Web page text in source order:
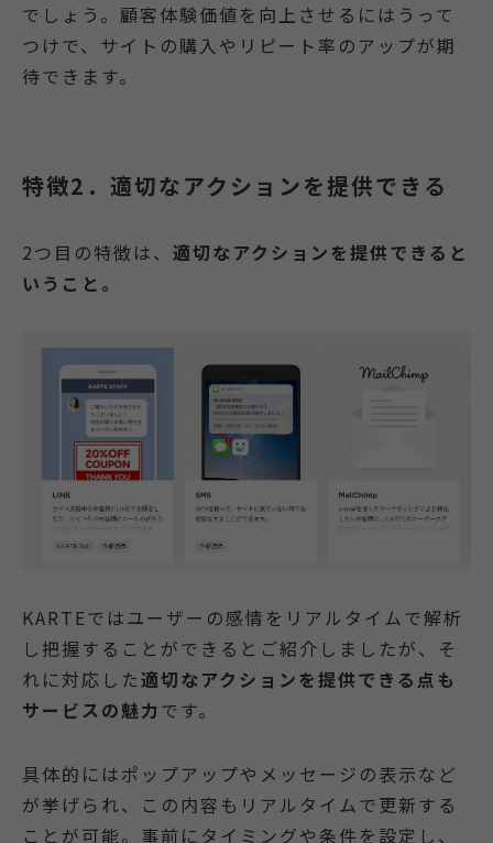
でしょう。顧客体験価値を向上させるにはうって
つけで、サイトの購入やリピート率のアップが期
待できます。
特徴2．適切なアクションを提供できる
2つ目の特徴は、 適切なアクションを提供できると
いうこと。
KARTEではユーザーの感情をリアルタイムで解析
し把握することができるとご紹介しましたが、そ
れに対応した適切なアクションを提供できる点も
サービスの魅力 です。
具体的にはポップアップやメッセージの表示など
が挙げられ、この内容もリアルタイムで更新する
ことが可能。事前にタイミングや条件を設定し、